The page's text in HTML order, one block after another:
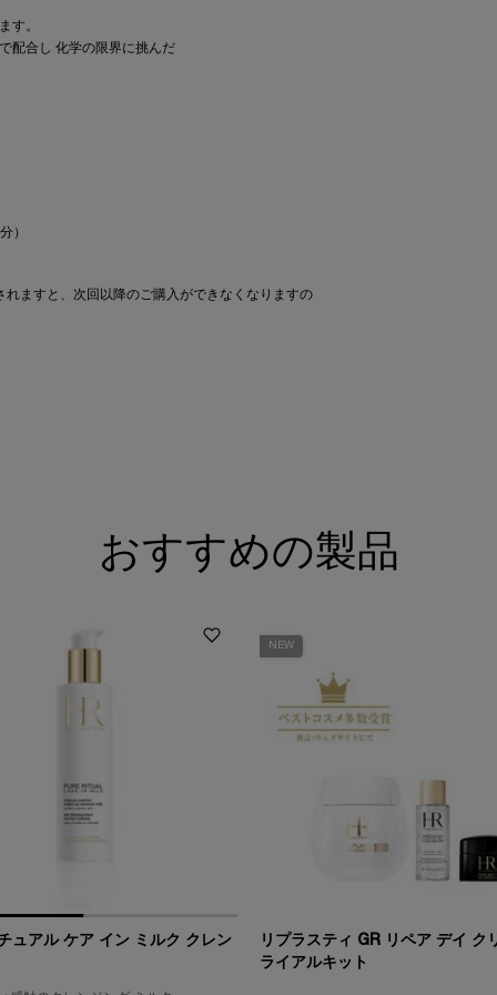
す。
配合し 化学の限界に挑んだ
）
ますと、次回以降のご購入ができなくなりますの
おすすめの製品
ュアル ケア イン ミルク クレン
NEW
リプラスティ GR リペア デイ ク
ライアルキット